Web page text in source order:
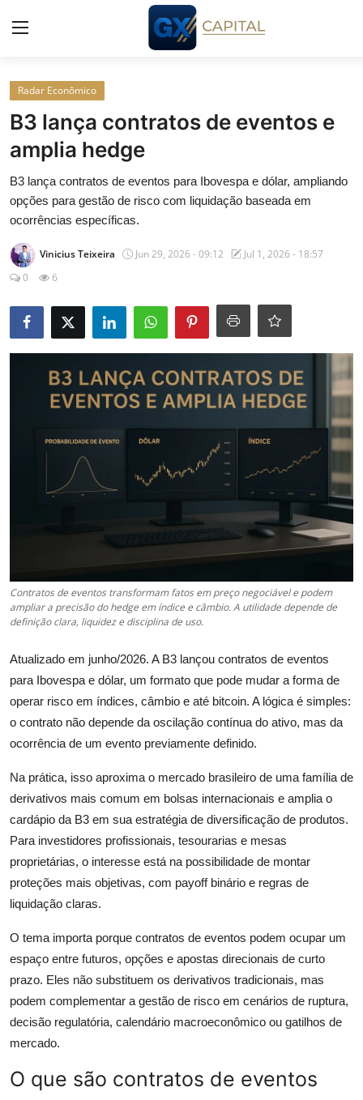
Entrar
Cursos
Simuladores
Wealth
Contato
Câmbio
Newsletter
Radar Econômico
GX explica
Investimentos
Seguro de Vida
Motores do Brasil
Radar Econômico
B3 lança contratos de eventos e
amplia hedge
B3 lança contratos de eventos para Ibovespa e dólar, ampliando
opções para gestão de risco com liquidação baseada em
ocorrências específicas.
Vinicius Teixeira Jun 29, 2026 - 09:12
Jul 1, 2026 - 18:57
0
6
Contratos de eventos transformam fatos em preço negociável e podem
ampliar a precisão do hedge em índice e câmbio. A utilidade depende de
definição clara, liquidez e disciplina de uso.
Atualizado em junho/2026. A B3 lançou contratos de eventos
para Ibovespa e dólar, um formato que pode mudar a forma de
operar risco em índices, câmbio e até bitcoin. A lógica é simples:
o contrato não depende da oscilação contínua do ativo, mas da
ocorrência de um evento previamente definido.
Na prática, isso aproxima o mercado brasileiro de uma família de
derivativos mais comum em bolsas internacionais e amplia o
cardápio da B3 em sua estratégia de diversificação de produtos.
Para investidores profissionais, tesourarias e mesas
proprietárias, o interesse está na possibilidade de montar
proteções mais objetivas, com payoff binário e regras de
liquidação claras.
O tema importa porque contratos de eventos podem ocupar um
espaço entre futuros, opções e apostas direcionais de curto
prazo. Eles não substituem os derivativos tradicionais, mas
podem complementar a gestão de risco em cenários de ruptura,
decisão regulatória, calendário macroeconômico ou gatilhos de
mercado.
O que são contratos de eventos